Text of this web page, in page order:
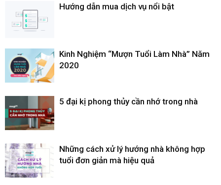
Hướng dẫn mua dịch vụ nổi bật
Kinh Nghiệm “Mượn Tuổi Làm Nhà” Năm
2020
5 đại kị phong thủy cần nhớ trong nhà
Những cách xử lý hướng nhà không hợp
tuổi đơn giản mà hiệu quả